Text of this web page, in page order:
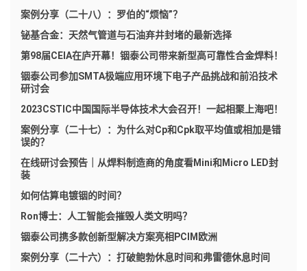
案例分享（二十八）：罗伯的“烦恼”？
铋基合金：天然气管道与石油弃井封堵的最新选择
第98届CEIA在庐开幕！铟泰公司带来新型高可靠性合金焊料！
铟泰公司参加SMTA极端应用环境下电子产品挑战和前沿技术
研讨会
2023CSTIC中国国际半导体技术大会召开！一起相聚上海吧！
案例分享（二十七）：为什么对Cp和Cpk取平均值或相加是错
误的？
在线研讨会预告｜从焊料制造商的角度看Mini和Micro LED封
装
如何估算电镀铟的时间？
Ron博士：人工智能会摧毁人类文明吗？
铟泰公司携多款创新型解决方案亮相PCIM欧洲
案例分享（二十六）：打破鲍勃休息时间和弗雷德休息时间